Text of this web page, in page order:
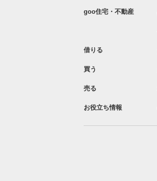
goo住宅・不動産
借りる
買う
売る
お役立ち情報